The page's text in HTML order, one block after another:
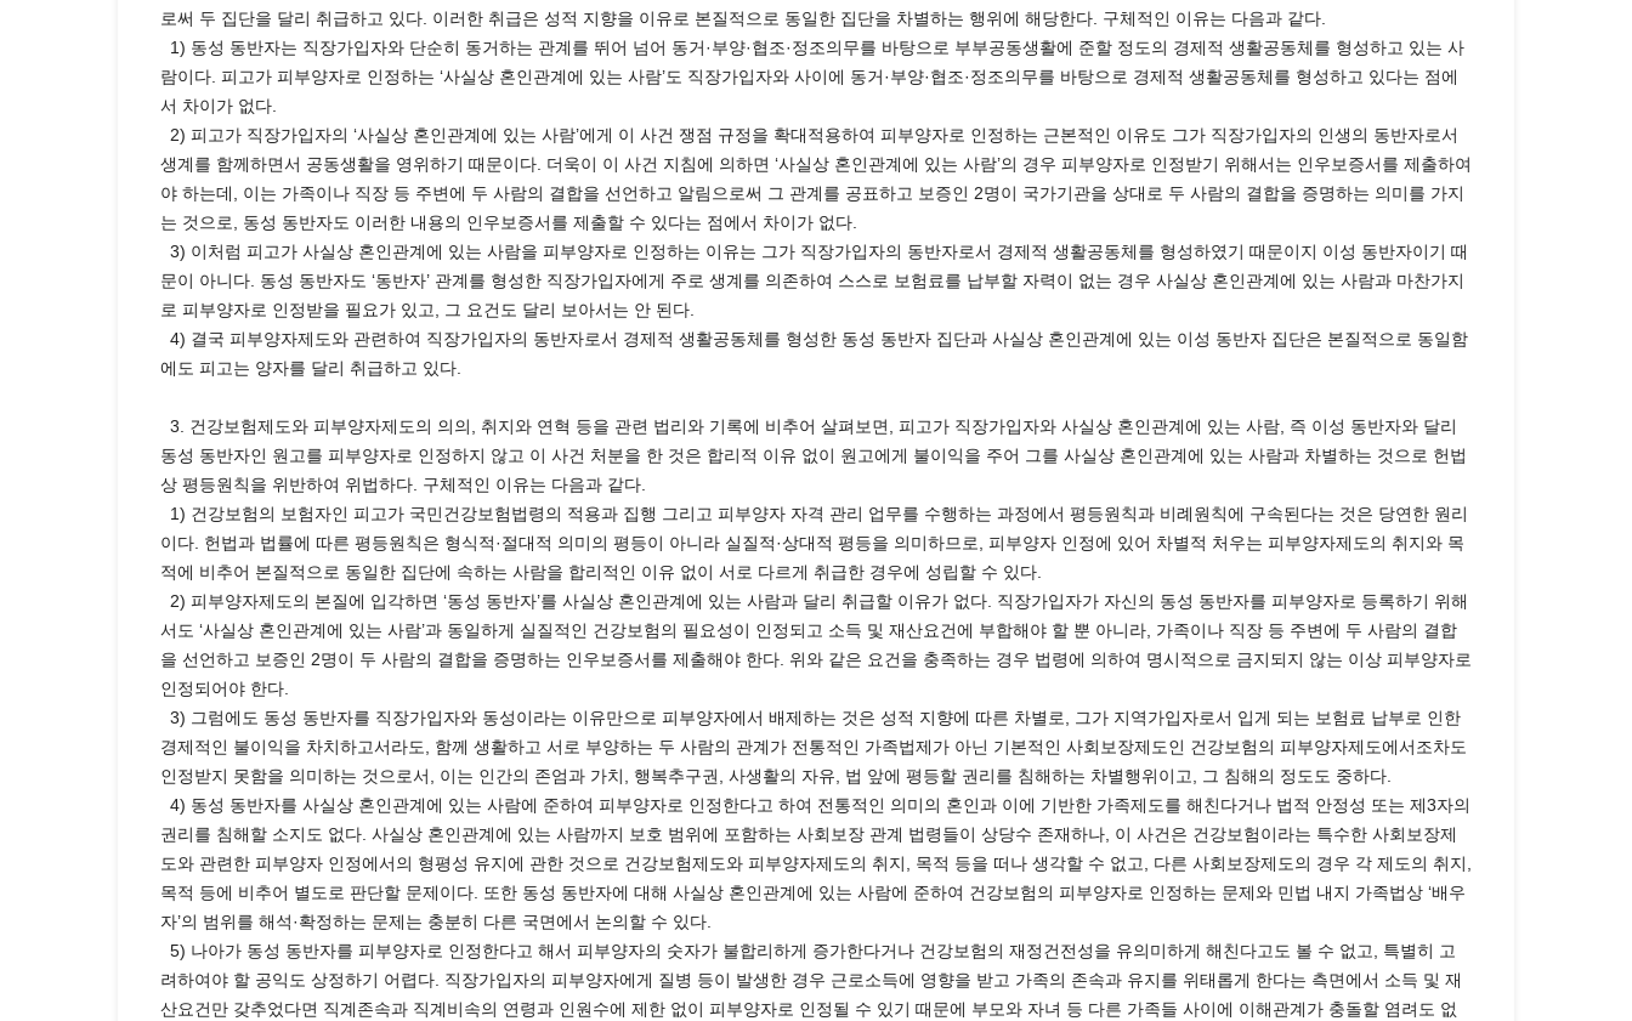
로써 두 집단을 달리 취급하고 있다. 이러한 취급은 성적 지향을 이유로 본질적으로 동일한 집단을 차별하는 행위에 해당한다. 구체적인 이유는 다음과 같다.
1) 동성 동반자는 직장가입자와 단순히 동거하는 관계를 뛰어 넘어 동거·부양·협조·정조의무를 바탕으로 부부공동생활에 준할 정도의 경제적 생활공동체를 형성하고 있는 사
람이다. 피고가 피부양자로 인정하는 ‘사실상 혼인관계에 있는 사람’도 직장가입자와 사이에 동거·부양·협조·정조의무를 바탕으로 경제적 생활공동체를 형성하고 있다는 점에
서 차이가 없다.
2) 피고가 직장가입자의 ‘사실상 혼인관계에 있는 사람’에게 이 사건 쟁점 규정을 확대적용하여 피부양자로 인정하는 근본적인 이유도 그가 직장가입자의 인생의 동반자로서
생계를 함께하면서 공동생활을 영위하기 때문이다. 더욱이 이 사건 지침에 의하면 ‘사실상 혼인관계에 있는 사람’의 경우 피부양자로 인정받기 위해서는 인우보증서를 제출하여
야 하는데, 이는 가족이나 직장 등 주변에 두 사람의 결합을 선언하고 알림으로써 그 관계를 공표하고 보증인 2명이 국가기관을 상대로 두 사람의 결합을 증명하는 의미를 가지
는 것으로, 동성 동반자도 이러한 내용의 인우보증서를 제출할 수 있다는 점에서 차이가 없다.
3) 이처럼 피고가 사실상 혼인관계에 있는 사람을 피부양자로 인정하는 이유는 그가 직장가입자의 동반자로서 경제적 생활공동체를 형성하였기 때문이지 이성 동반자이기 때
문이 아니다. 동성 동반자도 ‘동반자’ 관계를 형성한 직장가입자에게 주로 생계를 의존하여 스스로 보험료를 납부할 자력이 없는 경우 사실상 혼인관계에 있는 사람과 마찬가지
로 피부양자로 인정받을 필요가 있고, 그 요건도 달리 보아서는 안 된다.
4) 결국 피부양자제도와 관련하여 직장가입자의 동반자로서 경제적 생활공동체를 형성한 동성 동반자 집단과 사실상 혼인관계에 있는 이성 동반자 집단은 본질적으로 동일함
에도 피고는 양자를 달리 취급하고 있다.
3. 건강보험제도와 피부양자제도의 의의, 취지와 연혁 등을 관련 법리와 기록에 비추어 살펴보면, 피고가 직장가입자와 사실상 혼인관계에 있는 사람, 즉 이성 동반자와 달리
동성 동반자인 원고를 피부양자로 인정하지 않고 이 사건 처분을 한 것은 합리적 이유 없이 원고에게 불이익을 주어 그를 사실상 혼인관계에 있는 사람과 차별하는 것으로 헌법
상 평등원칙을 위반하여 위법하다. 구체적인 이유는 다음과 같다.
1) 건강보험의 보험자인 피고가 국민건강보험법령의 적용과 집행 그리고 피부양자 자격 관리 업무를 수행하는 과정에서 평등원칙과 비례원칙에 구속된다는 것은 당연한 원리
이다. 헌법과 법률에 따른 평등원칙은 형식적·절대적 의미의 평등이 아니라 실질적·상대적 평등을 의미하므로, 피부양자 인정에 있어 차별적 처우는 피부양자제도의 취지와 목
적에 비추어 본질적으로 동일한 집단에 속하는 사람을 합리적인 이유 없이 서로 다르게 취급한 경우에 성립할 수 있다.
2) 피부양자제도의 본질에 입각하면 ‘동성 동반자’를 사실상 혼인관계에 있는 사람과 달리 취급할 이유가 없다. 직장가입자가 자신의 동성 동반자를 피부양자로 등록하기 위해
서도 ‘사실상 혼인관계에 있는 사람’과 동일하게 실질적인 건강보험의 필요성이 인정되고 소득 및 재산요건에 부합해야 할 뿐 아니라, 가족이나 직장 등 주변에 두 사람의 결합
을 선언하고 보증인 2명이 두 사람의 결합을 증명하는 인우보증서를 제출해야 한다. 위와 같은 요건을 충족하는 경우 법령에 의하여 명시적으로 금지되지 않는 이상 피부양자로
인정되어야 한다.
3) 그럼에도 동성 동반자를 직장가입자와 동성이라는 이유만으로 피부양자에서 배제하는 것은 성적 지향에 따른 차별로, 그가 지역가입자로서 입게 되는 보험료 납부로 인한
경제적인 불이익을 차치하고서라도, 함께 생활하고 서로 부양하는 두 사람의 관계가 전통적인 가족법제가 아닌 기본적인 사회보장제도인 건강보험의 피부양자제도에서조차도
인정받지 못함을 의미하는 것으로서, 이는 인간의 존엄과 가치, 행복추구권, 사생활의 자유, 법 앞에 평등할 권리를 침해하는 차별행위이고, 그 침해의 정도도 중하다.
4) 동성 동반자를 사실상 혼인관계에 있는 사람에 준하여 피부양자로 인정한다고 하여 전통적인 의미의 혼인과 이에 기반한 가족제도를 해친다거나 법적 안정성 또는 제3자의
권리를 침해할 소지도 없다. 사실상 혼인관계에 있는 사람까지 보호 범위에 포함하는 사회보장 관계 법령들이 상당수 존재하나, 이 사건은 건강보험이라는 특수한 사회보장제
도와 관련한 피부양자 인정에서의 형평성 유지에 관한 것으로 건강보험제도와 피부양자제도의 취지, 목적 등을 떠나 생각할 수 없고, 다른 사회보장제도의 경우 각 제도의 취지,
목적 등에 비추어 별도로 판단할 문제이다. 또한 동성 동반자에 대해 사실상 혼인관계에 있는 사람에 준하여 건강보험의 피부양자로 인정하는 문제와 민법 내지 가족법상 ‘배우
자’의 범위를 해석·확정하는 문제는 충분히 다른 국면에서 논의할 수 있다.
5) 나아가 동성 동반자를 피부양자로 인정한다고 해서 피부양자의 숫자가 불합리하게 증가한다거나 건강보험의 재정건전성을 유의미하게 해친다고도 볼 수 없고, 특별히 고
려하여야 할 공익도 상정하기 어렵다. 직장가입자의 피부양자에게 질병 등이 발생한 경우 근로소득에 영향을 받고 가족의 존속과 유지를 위태롭게 한다는 측면에서 소득 및 재
산요건만 갖추었다면 직계존속과 직계비속의 연령과 인원수에 제한 없이 피부양자로 인정될 수 있기 때문에 부모와 자녀 등 다른 가족들 사이에 이해관계가 충돌할 염려도 없